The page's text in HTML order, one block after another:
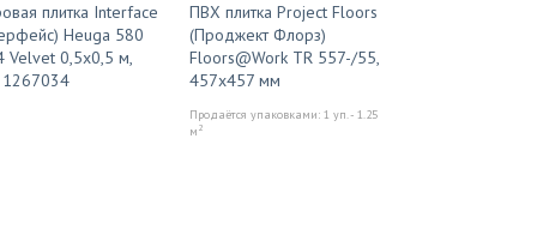
плитка Interface
Heuga 580
Velvet 0,5x0,5 м,
ПВХ плитка Project Floors
(Проджект Флорз)
Floors@Work TR 557-/55,
457x457 мм
Продаётся упаковками: 1 уп. - 1.25
м 2